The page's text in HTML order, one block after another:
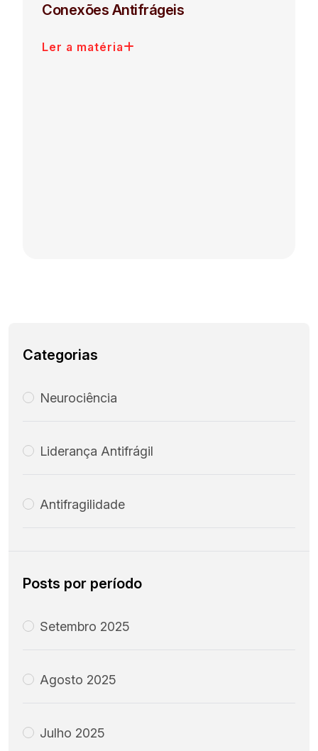
Conexões Antifrágeis
Ler a matéria
Categorias
Neurociência
Liderança Antifrágil
Antifragilidade
Posts por período
Setembro 2025
Agosto 2025
Julho 2025